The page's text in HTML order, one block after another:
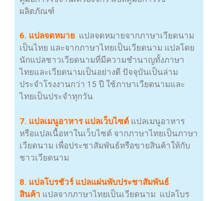
ผลิตภัณฑ์
6. แปลจดหมาย แปลจดหมายจากภาษาเวียดนาม
เป็นไทย และจากภาษาไทยเป็นเวียดนาม แปลโดย
นักแปลชาวเวียดนามที่มีความชำนาญทั้งภาษา
ไทยและเวียดนามเป็นอย่างดี ปัจจุบันเป็นล่าม
ประจำโรงงานกว่า 15 ปี ใช้ภาษาเวียดนามและ
ไทยเป็นประจำทุกวัน
7. แปลเมนูอาหาร แปลเว็บไซต์ แปลเมนูอาหาร
หรือแปลเนื้อหาในเว็บไซต์ จากภาษาไทยเป็นภาษา
เวียดนาม เพื่อประชาสัมพันธ์หรือขายสินค้าให้กับ
ชาวเวียดนาม
8. แปลโบรชัวร์ แปลแผ่นพับประชาสัมพันธ์
สินค้า แปลจากภาษาไทยเป็นเวียดนาม แปลโบร